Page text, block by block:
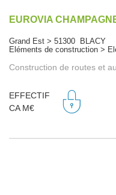
EUROVIA
Grand Est > 51300 BLACY
Eléments de construction >
Construction de routes et
EFFECTIF
CA M€